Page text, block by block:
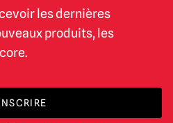
les dernières
produits, les